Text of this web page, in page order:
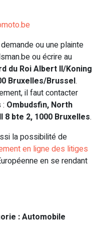
ou une plainte
ou écrire au
du Roi Albert II/Koning
Bruxelles/Brussel.
il faut contacter
: Ombudsfin, North
8 bte 2, 1000 Bruxelles.
la possibilité de
en ligne des litiges
en se rendant
: Automobile